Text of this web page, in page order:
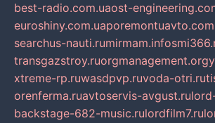
best-radio.com.uaost-
euroshiny.com.uaporemontuavto.com
searchus-nauti.rumirmam.info
transgazstroy.ruorgmanagement.org
xtreme-rp.ruwasdpvp.ruvoda-otri.ru
orenferma.ruavtoservis-avgust.ru
backstage-682-music.rulordfilm7.ru